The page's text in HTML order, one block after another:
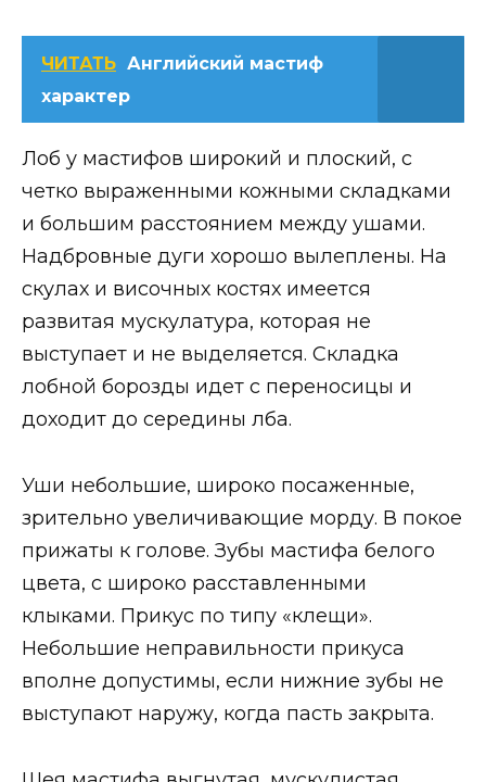
ЧИТАТЬ Английский мастиф
характер
Лоб у мастифов широкий и плоский, с
четко выраженными кожными складками
и большим расстоянием между ушами.
Надбровные дуги хорошо вылеплены. На
скулах и височных костях имеется
развитая мускулатура, которая не
выступает и не выделяется. Складка
лобной борозды идет с переносицы и
доходит до середины лба.
Уши небольшие, широко посаженные,
зрительно увеличивающие морду. В покое
прижаты к голове. Зубы мастифа белого
цвета, с широко расставленными
клыками. Прикус по типу «клещи».
Небольшие неправильности прикуса
вполне допустимы, если нижние зубы не
выступают наружу, когда пасть закрыта.